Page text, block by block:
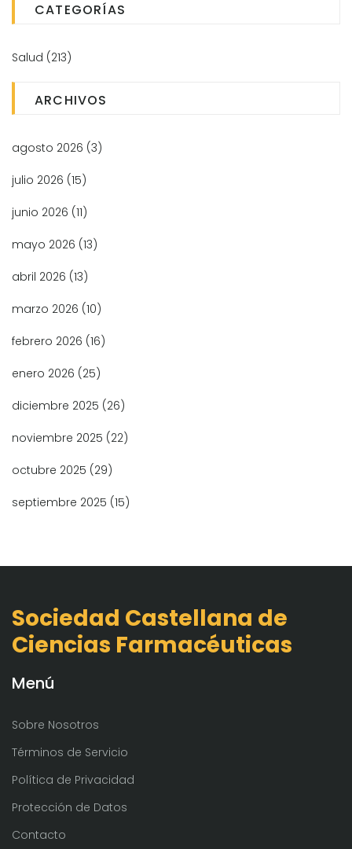
CATEGORÍAS
Salud (213)
ARCHIVOS
agosto 2026 (3)
julio 2026 (15)
junio 2026 (11)
mayo 2026 (13)
abril 2026 (13)
marzo 2026 (10)
febrero 2026 (16)
enero 2026 (25)
diciembre 2025 (26)
noviembre 2025 (22)
octubre 2025 (29)
septiembre 2025 (15)
Sociedad Castellana de
Ciencias Farmacéuticas
Menú
Sobre Nosotros
Términos de Servicio
Política de Privacidad
Protección de Datos
Contacto